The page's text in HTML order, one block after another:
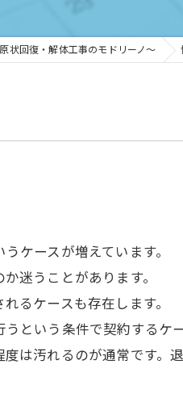
工場
状回復・解体工事のモドリーノ～
ケースが増えています。
迷うことがあります。
るケースも存在します。
という条件で契約するケ
は汚れるのが通常です。